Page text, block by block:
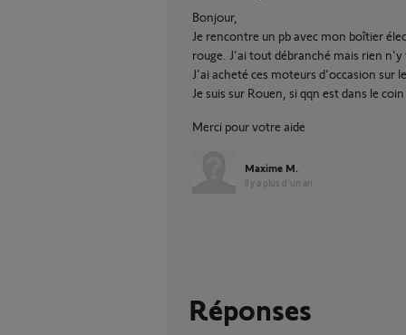
Bonjour,
Je rencontre un pb avec mon boîtier
rouge. J'ai tout débranché mais rien n'y
J'ai acheté ces moteurs d'occasion sur
Je suis sur Rouen, si qqn est dans le coin
Merci pour votre aide
Maxime M.
il y a plus d'un an
Réponses